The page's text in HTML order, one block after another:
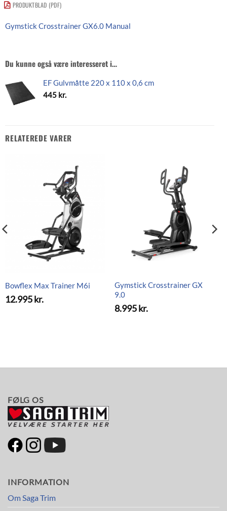
PRODUKTBLAD (PDF)
Gymstick Crosstrainer GX6.0 Manual
Du kunne også være interesseret i…
EF Gulvmåtte 220 x 110 x 0,6 cm
445 kr.
RELATEREDE VARER
Bowflex Max Trainer M6i
12.995kr.
Gymstick Crosstrainer GX
9.0
8.995kr.
FØLG OS
INFORMATION
Om Saga Trim